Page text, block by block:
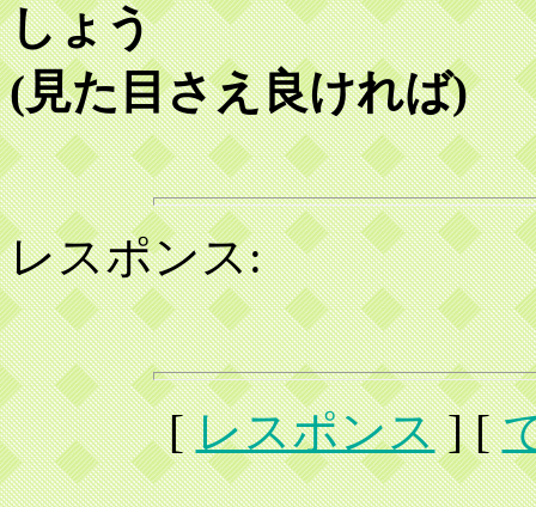
しょう
(見た目さえ良ければ)
レスポンス:
[レスポンス] [